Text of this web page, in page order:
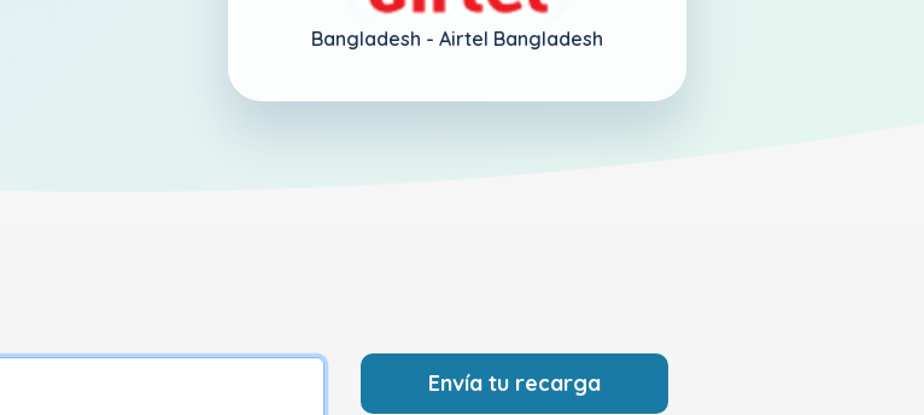
Bangladesh - Airtel Bangladesh
Envía tu recarga